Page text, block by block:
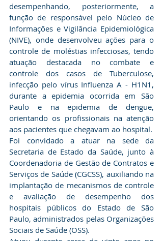
desempenhando, posteriormente, a
função de responsável pelo Núcleo de
Informações e Vigilância Epidemiológica
(NIVE), onde desenvolveu ações para o
controle de moléstias infecciosas, tendo
atuação destacada no combate e
controle dos casos de Tuberculose,
infecção pelo vírus Influenza A - H1N1,
durante a epidemia ocorrida em São
Paulo e na epidemia de dengue,
orientando os profissionais na atenção
aos pacientes que chegavam ao hospital.
Foi convidado a atuar na sede da
Secretaria de Estado da Saúde, junto à
Coordenadoria de Gestão de Contratos e
Serviços de Saúde (CGCSS), auxiliando na
implantação de mecanismos de controle
e avaliação de desempenho dos
hospitais públicos do Estado de São
Paulo, administrados pelas Organizações
Sociais de Saúde (OSS).